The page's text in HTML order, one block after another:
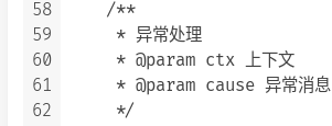
58
59
60
61
62
    /**
     * 异常处理
     * @param ctx 上下文
     * @param cause 异常消息
     */